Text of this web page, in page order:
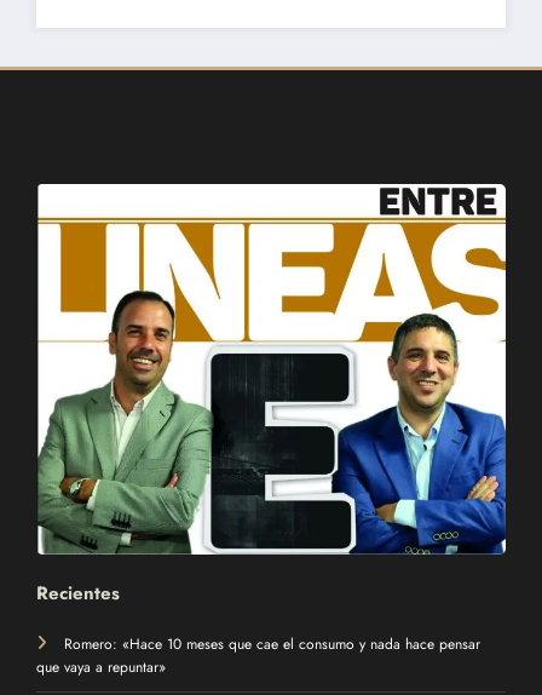
Recientes
Romero: «Hace 10 meses que cae el consumo y nada hace pensar
que vaya a repuntar»